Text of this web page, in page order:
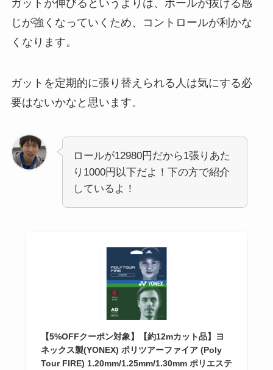
ガットが伸びるというよりは、ボールが抜ける感
じが強くなっていくため、コントロールが利かな
くなります。
ガットを定期的に張り替えられる人は気にする必
要はないかなと思います。
ロールが12980円だから1張りあた
り1000円以下だよ！下の方で紹介
しているよ！
【5%OFFクーポン対象】【約12mカット品】ヨ
ネックス製(YONEX) ポリツアーファイア (Poly
Tour FIRE) 1.20mm/1.25mm/1.30mm ポリエステ